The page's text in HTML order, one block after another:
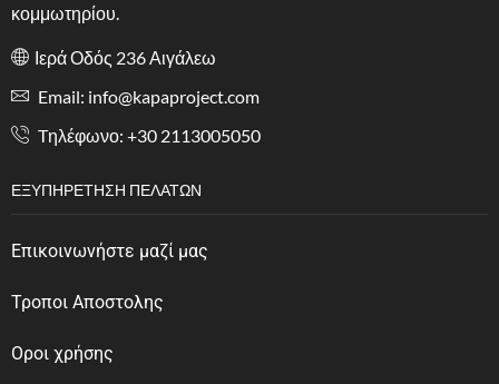
κομμωτηρίου.
Ιερά Οδός 236 Αιγάλεω
Email: info@kapaproject.com
Tηλέφωνο: +30 2113005050
ΕΞΥΠΗΡΈΤΗΣΗ ΠΕΛΑΤΏΝ
Επικοινωνήστε μαζί μας
Τροποι Αποστολης
Οροι χρήσης